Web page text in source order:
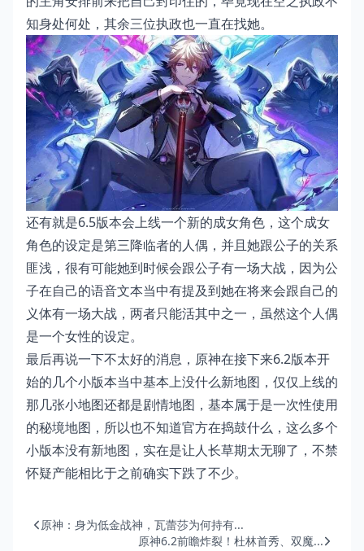
知身处何处，其余三位执政也一直在找她。
还有就是6.5版本会上线一个新的成女角色，这个成女
角色的设定是第三降临者的人偶，并且她跟公子的关系
匪浅，很有可能她到时候会跟公子有一场大战，因为公
子在自己的语音文本当中有提及到她在将来会跟自己的
义体有一场大战，两者只能活其中之一，虽然这个人偶
是一个女性的设定。
最后再说一下不太好的消息，原神在接下来6.2版本开
始的几个小版本当中基本上没什么新地图，仅仅上线的
那几张小地图还都是剧情地图，基本属于是一次性使用
的秘境地图，所以也不知道官方在捣鼓什么，这么多个
小版本没有新地图，实在是让人长草期太无聊了，不禁
怀疑产能相比于之前确实下跌了不少。
原神：身为低金战神，瓦蕾莎为何持有...
原神6.2前瞻炸裂！杜林首秀、双魔...